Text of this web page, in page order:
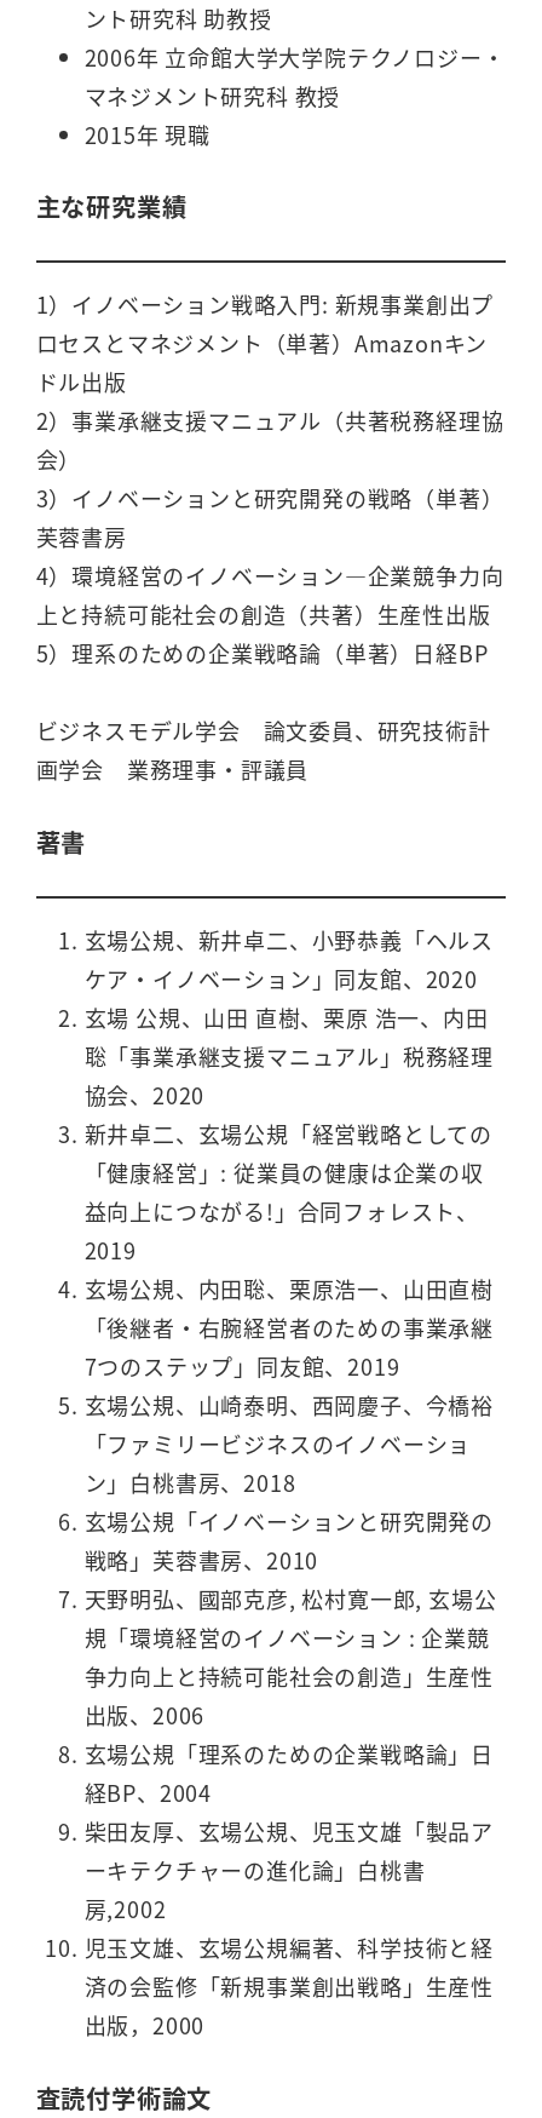
ント研究科 助教授
2006年 立命館大学大学院テクノロジー・
マネジメント研究科 教授
2015年 現職
主な研究業績
1）イノベーション戦略入門: 新規事業創出プ
ロセスとマネジメント（単著）Amazonキン
ドル出版
2）事業承継支援マニュアル（共著税務経理協
会）
3）イノベーションと研究開発の戦略（単著）
芙蓉書房
4）環境経営のイノベーション―企業競争力向
上と持続可能社会の創造（共著）生産性出版
5）理系のための企業戦略論（単著）日経BP
ビジネスモデル学会 論文委員、研究技術計
画学会 業務理事・評議員
著書
玄場公規、新井卓二、小野恭義「ヘルス
ケア・イノベーション」同友館、2020
玄場 公規、山田 直樹、栗原 浩一、内田
聡「事業承継支援マニュアル」税務経理
協会、2020
新井卓二、玄場公規「経営戦略としての
「健康経営」: 従業員の健康は企業の収
益向上につながる!」合同フォレスト、
2019
玄場公規、内田聡、栗原浩一、山田直樹
「後継者・右腕経営者のための事業承継
7つのステップ」同友館、2019
玄場公規、山崎泰明、西岡慶子、今橋裕
「ファミリービジネスのイノベーショ
ン」白桃書房、2018
玄場公規「イノベーションと研究開発の
戦略」芙蓉書房、2010
天野明弘、國部克彦, 松村寛一郎, 玄場公
規「環境経営のイノベーション : 企業競
争力向上と持続可能社会の創造」生産性
出版、2006
玄場公規「理系のための企業戦略論」日
経BP、2004
柴田友厚、玄場公規、児玉文雄「製品ア
ーキテクチャーの進化論」白桃書
房,2002
児玉文雄、玄場公規編著、科学技術と経
済の会監修「新規事業創出戦略」生産性
出版，2000
査読付学術論文